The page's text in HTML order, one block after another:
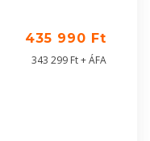
435 990 Ft
343 299 Ft + ÁFA